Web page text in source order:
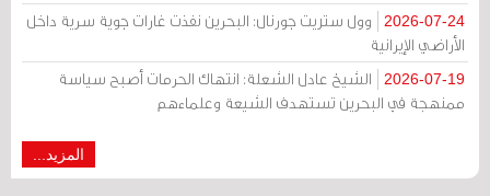
2026-07-24
وول ستريت جورنال: البحرين نفذت غارات جوية سرية داخل
الأراضي الإيرانية
2026-07-19
الشيخ عادل الشعلة: انتهاك الحرمات أصبح سياسة
ممنهجة في البحرين تستهدف الشيعة وعلماءهم
المزيد...